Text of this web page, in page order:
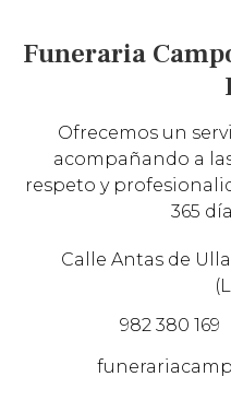
Funeraria
Ofrecemos un
acompañando a
respeto y
365
Calle Antas de
982 380 169